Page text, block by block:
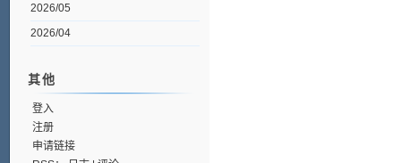
2026/05
2026/04
其他
登入
注册
申请链接